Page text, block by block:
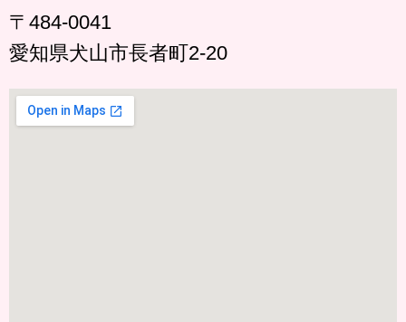
〒484-0041
愛知県犬山市長者町2-20